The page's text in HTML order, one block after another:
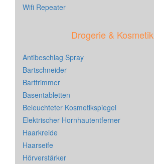
Wifi Repeater
Drogerie & Kosmetik
Antibeschlag Spray
Bartschneider
Barttrimmer
Basentabletten
Beleuchteter Kosmetikspiegel
Elektrischer Hornhautentferner
Haarkreide
Haarseife
Hörverstärker